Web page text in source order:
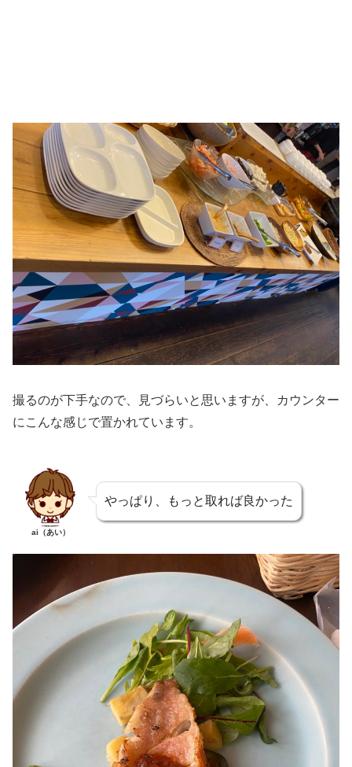
撮るのが下手なので、見づらいと思いますが、カウンター
にこんな感じで置かれています。
ai（あい）
やっぱり、もっと取れば良かった